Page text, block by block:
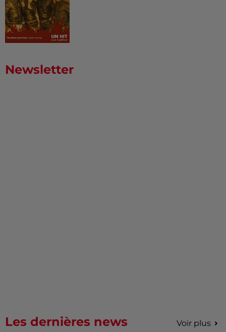
Newsletter
Les dernières news Voir plus